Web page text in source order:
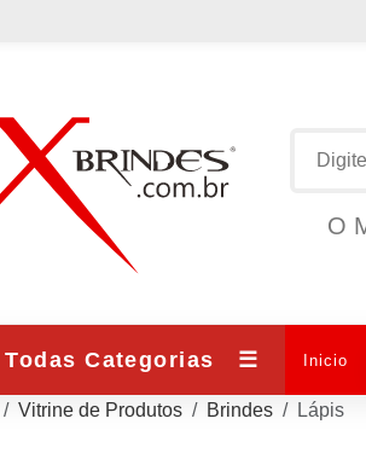
O
Todas Categorias ☰ Inicio
Vitrine de Produtos Brindes Lápis